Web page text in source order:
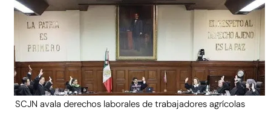
SCJN avala derechos laborales de trabajadores agrícolas